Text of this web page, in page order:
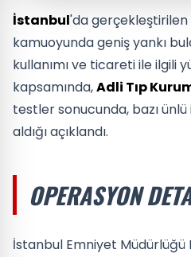
İstanbul'da
kamuoyunda geniş yankı
kullanımı ve ticareti ile ilgili
kapsamında,Adli Tıp
testler sonucunda, bazı
aldığı açıklandı.
OPERASYON
İstanbul Emniyet Müdürlüğü